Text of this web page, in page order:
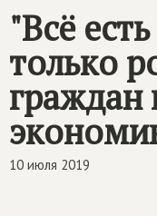
"Всё
только
граждан
10 июля 2019